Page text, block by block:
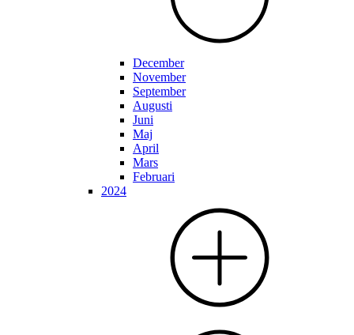
December
November
September
Augusti
Juni
Maj
April
Mars
Februari
2024